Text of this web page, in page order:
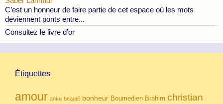
C’est un honneur de faire partie de cet espace où les mots
deviennent ponts entre...
Consultez le livre d’or
Étiquettes
amour anku beauté bonheur Boumedien Brahim christian